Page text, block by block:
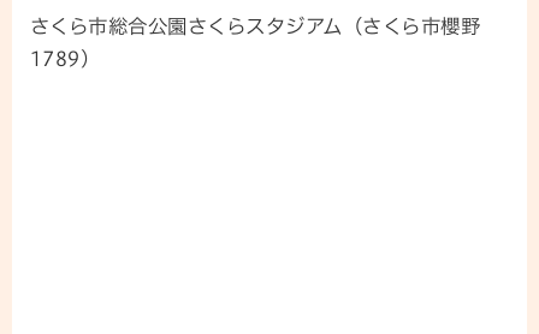
さくら市総合公園さくらスタジアム（さくら市櫻野
1789）